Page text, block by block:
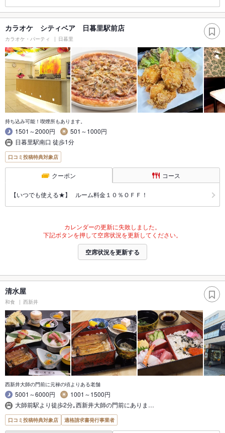
カラオケ シティベア 日暮里駅前店
カラオケ・パーティ 日暮里
持ち込み可能！喫煙所もあります。
1501～2000円
501～1000円
日暮里駅南口 徒歩1分
口コミ投稿特典対象店
クーポン コース
【いつでも使える★】 ルーム料金１０％ＯＦＦ！
カレンダーの更新に失敗しました。
下記ボタンを押して空席状況を更新してください。
空席状況を更新する
清水屋
和食 西新井
西新井大師の門前に元禄の頃よりある老舗
5001～6000円
1001～1500円
大師前駅より徒歩2分｡西新井大師の門前にありま…
口コミ投稿特典対象店 適格請求書発行事業者